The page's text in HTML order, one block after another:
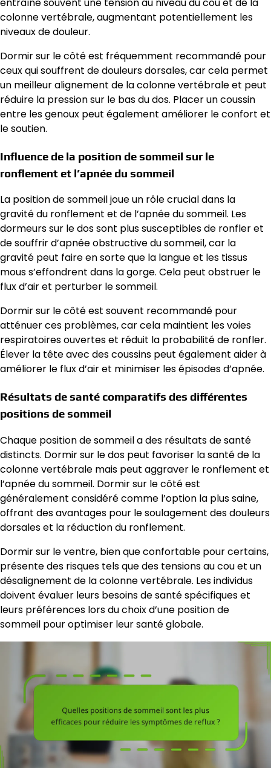
colonne vertébrale, augmentant potentiellement les
niveaux de douleur.
Dormir sur le côté est fréquemment recommandé pour
ceux qui souffrent de douleurs dorsales, car cela permet
un meilleur alignement de la colonne vertébrale et peut
réduire la pression sur le bas du dos. Placer un coussin
entre les genoux peut également améliorer le confort et
le soutien.
Influence de la position de sommeil sur le
ronflement et l’apnée du sommeil
La position de sommeil joue un rôle crucial dans la
gravité du ronflement et de l’apnée du sommeil. Les
dormeurs sur le dos sont plus susceptibles de ronfler et
de souffrir d’apnée obstructive du sommeil, car la
gravité peut faire en sorte que la langue et les tissus
mous s’effondrent dans la gorge. Cela peut obstruer le
flux d’air et perturber le sommeil.
Dormir sur le côté est souvent recommandé pour
atténuer ces problèmes, car cela maintient les voies
respiratoires ouvertes et réduit la probabilité de ronfler.
Élever la tête avec des coussins peut également aider à
améliorer le flux d’air et minimiser les épisodes d’apnée.
Résultats de santé comparatifs des différentes
positions de sommeil
Chaque position de sommeil a des résultats de santé
distincts. Dormir sur le dos peut favoriser la santé de la
colonne vertébrale mais peut aggraver le ronflement et
l’apnée du sommeil. Dormir sur le côté est
généralement considéré comme l’option la plus saine,
offrant des avantages pour le soulagement des douleurs
dorsales et la réduction du ronflement.
Dormir sur le ventre, bien que confortable pour certains,
présente des risques tels que des tensions au cou et un
désalignement de la colonne vertébrale. Les individus
doivent évaluer leurs besoins de santé spécifiques et
leurs préférences lors du choix d’une position de
sommeil pour optimiser leur santé globale.